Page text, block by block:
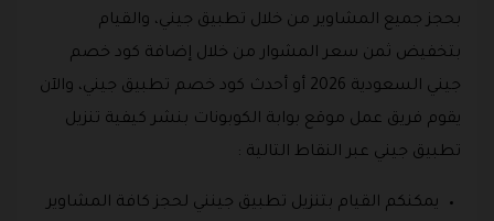
بحجز جميع المشاوير من خلال تطبيق جيني، والقيام
بتخفيض ثمن سعر المشوار من خلال إضافة كود خصم
جيني السعودية 2026 أو أحدث كود خصم تطبيق جيني، والآن
يقوم فريق عمل موقع بوابة الكوبونات بنشر كيفية تنزيل
تطبيق جيني عبر النقاط التالية :
يمكنكم القيام بتنزيل تطبيق جينني لحجز كافة المشاوير